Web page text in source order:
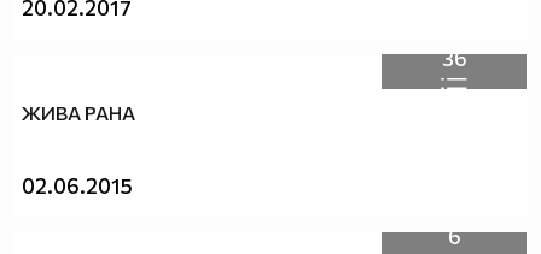
20.02.2017
36
ЖИВА РАНА
02.06.2015
6